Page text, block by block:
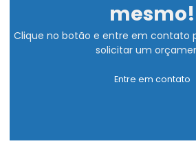
mesmo!
Clique no botão e entre em contato
solicitar um
Entre em contato